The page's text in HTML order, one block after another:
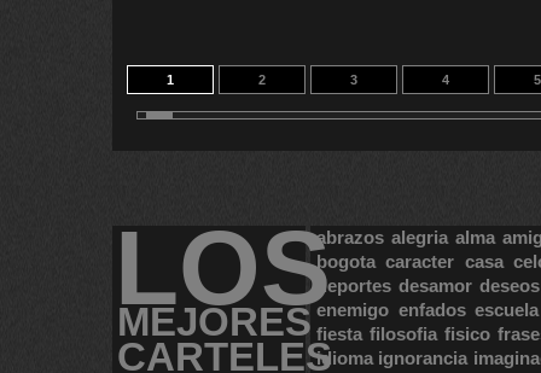
1 2 3 4 5
11 12 13 14
LOS
MEJORES
CARTELES
abrazos alegria alma
bogota caracter casa
deportes desamor deseos
enemigo enfados escuela
fiesta filosofia fisico
idioma ignorancia